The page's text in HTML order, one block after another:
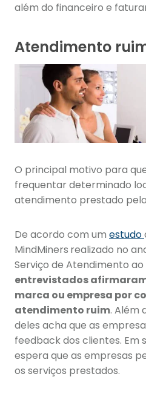
além do financeiro e
Atendimento
O principal motivo para
frequentar determinado
atendimento prestado
De acordo com um estudo
MindMiners realizado no
Serviço de Atendimento ao
entrevistados
marca ou empresa por
atendimento ruim. Além
deles acha que as
feedback dos clientes. Em
espera que as empresas
os serviços prestados.